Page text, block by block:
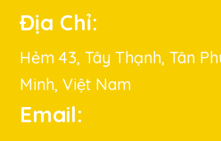
Địa Chỉ:
Hẻm 43, Tây Thạnh, Tân
Minh, Việt Nam
Email: